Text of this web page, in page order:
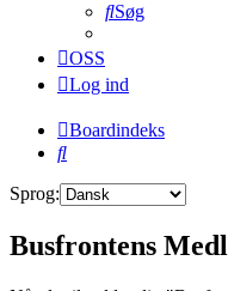
Søg
OSS
Log ind
Boardindeks
Søg
Sprog:
Busfrontens